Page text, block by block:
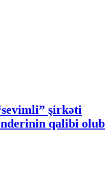
şirkəti
qalibi olub